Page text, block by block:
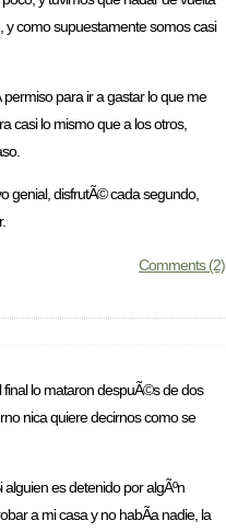
y como supuestamente somos casi
para ir a gastar lo que me
casi lo mismo que a los otros,
genial, disfrutÃ© cada segundo,
Comments (2)
lo mataron despuÃ©s de dos
nica quiere decirnos como se
alguien es detenido por algÃºn
a mi casa y no habÃ­a nadie, la